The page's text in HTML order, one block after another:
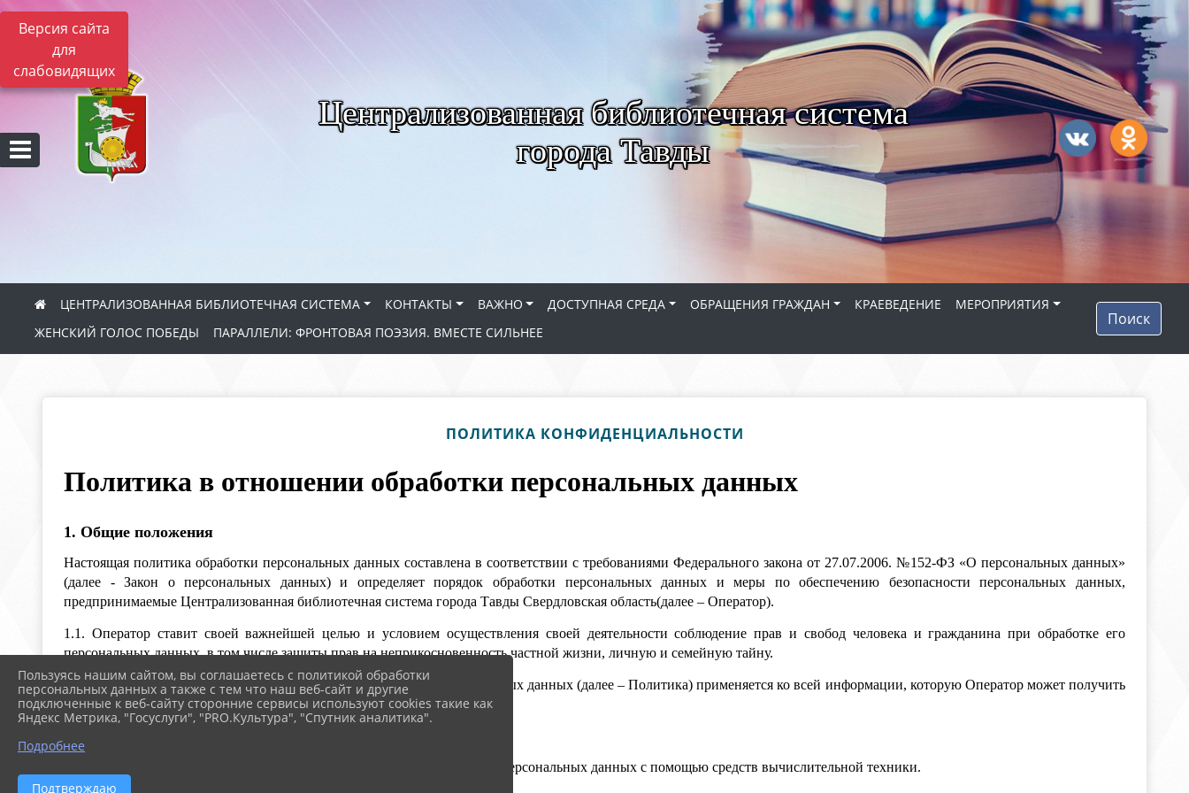
Версия сайта
для
слабовидящих
Централизованная библиотечная система
города Тавды
ЦЕНТРАЛИЗОВАННАЯ БИБЛИОТЕЧНАЯ СИСТЕМА КОНТАКТЫ ВАЖНО ДОСТУПНАЯ СРЕДА ОБРАЩЕНИЯ ГРАЖДАН КРАЕВЕДЕНИЕ
МЕРОПРИЯТИЯ
ЖЕНСКИЙ ГОЛОС ПОБЕДЫ
ПАРАЛЛЕЛИ: ФРОНТОВАЯ ПОЭЗИЯ. ВМЕСТЕ СИЛЬНЕЕ
Поиск
ПОЛИТИКА КОНФИДЕНЦИАЛЬНОСТИ
Политика в отношении обработки персональных данных
1. Общие положения
Настоящая политика обработки персональных данных составлена в соответствии с требованиями Федерального закона от 27.07.2006. №152-ФЗ «О персональных данных»
(далее - Закон о персональных данных) и определяет порядок обработки персональных данных и меры по обеспечению безопасности персональных данных,
предпринимаемые Централизованная библиотечная система города Тавды Свердловская область(далее – Оператор).
1.1. Оператор ставит своей важнейшей целью и условием осуществления своей деятельности соблюдение прав и свобод человека и гражданина при обработке его
персональных данных, в том числе защиты прав на неприкосновенность частной жизни, личную и семейную тайну.
1.2. Настоящая политика Оператора в отношении обработки персональных данных (далее – Политика) применяется ко всей информации, которую Оператор может получить
о посетителях веб-сайта bibltavda.ru
2.1. Автоматизированная обработка персональных данных – обработка персональных данных с помощью средств вычислительной техники.
Пользуясь нашим сайтом, вы соглашаетесь с политикой обработки
персональных данных а также с тем что наш веб-сайт и другие
подключенные к веб-сайту сторонние сервисы используют cookies такие как
Яндекс Метрика, "Госуслуги", "PRO.Культура", "Спутник аналитика".
Подробнее
Подтверждаю